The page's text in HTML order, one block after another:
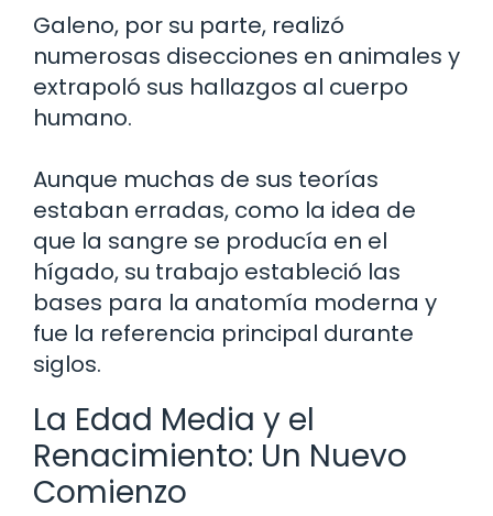
Galeno, por su parte, realizó
numerosas disecciones en animales y
extrapoló sus hallazgos al cuerpo
humano.
Aunque muchas de sus teorías
estaban erradas, como la idea de
que la sangre se producía en el
hígado, su trabajo estableció las
bases para la anatomía moderna y
fue la referencia principal durante
siglos.
La Edad Media y el
Renacimiento: Un Nuevo
Comienzo